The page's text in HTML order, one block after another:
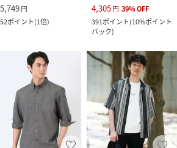
メンズ
ポリエステル 78% コットン 15% レーヨン 7%
洗濯機洗い可|石油系ドライクリーニング|ウェッ
トクリーニング
5,749円
52ポイント(1倍)
4,305円 39%OFF
391ポイント(10%ポイント
バック)